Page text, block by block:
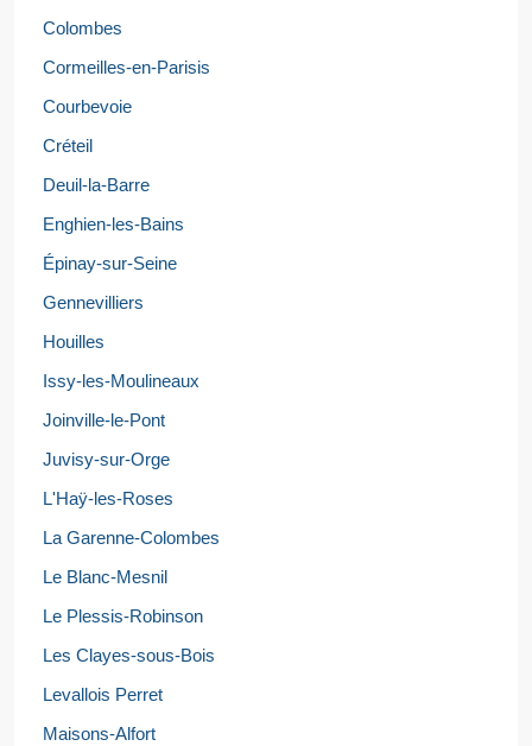
Colombes
Cormeilles-en-Parisis
Courbevoie
Créteil
Deuil-la-Barre
Enghien-les-Bains
Épinay-sur-Seine
Gennevilliers
Houilles
Issy-les-Moulineaux
Joinville-le-Pont
Juvisy-sur-Orge
L'Haÿ-les-Roses
La Garenne-Colombes
Le Blanc-Mesnil
Le Plessis-Robinson
Les Clayes-sous-Bois
Levallois Perret
Maisons-Alfort